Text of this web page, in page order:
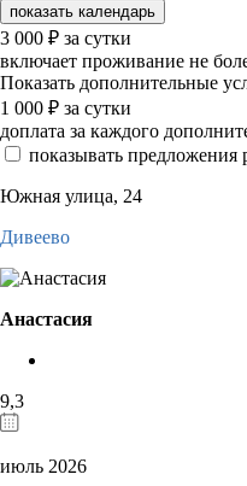
показать календарь
3 000 ₽ за сутки
включает проживание не
Показать дополнительные
1 000 ₽ за сутки
доплата за каждого
показывать предложения
Южная улица, 24
Дивеево
Анастасия
9,3
июль 2026